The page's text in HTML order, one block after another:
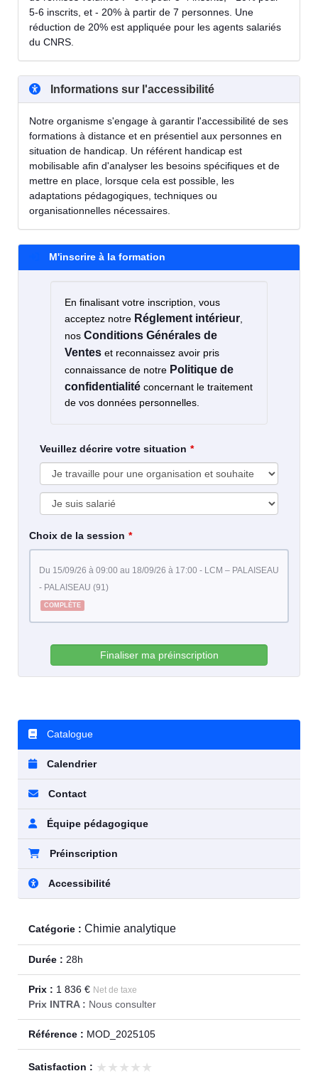
5-6 inscrits, et - 20% à partir de 7 personnes. Une
réduction de 20% est appliquée pour les agents salariés
du CNRS.
Informations sur l'accessibilité
Notre organisme s'engage à garantir l'accessibilité de ses
formations à distance et en présentiel aux personnes en
situation de handicap. Un référent handicap est
mobilisable afin d'analyser les besoins spécifiques et de
mettre en place, lorsque cela est possible, les
adaptations pédagogiques, techniques ou
organisationnelles nécessaires.
M'inscrire à la formation
En finalisant votre inscription, vous
acceptez notre Réglement intérieur,
nos Conditions Générales de
Ventes et reconnaissez avoir pris
connaissance de notre Politique de
confidentialité concernant le traitement
de vos données personnelles.
Veuillez décrire votre situation
Choix de la session
du 15/09/26 à 09:00 au 18/09/26 à 17:00 - LCM – PALAISEAU
- PALAISEAU (91)
COMPLÈTE
Finaliser ma préinscription
Catalogue
Calendrier
Contact
Équipe pédagogique
Préinscription
Accessibilité
Catégorie : Chimie analytique
Durée : 28h
Prix : 1 836 € Net de taxe
Prix INTRA : Nous consulter
Référence : MOD_2025105
Satisfaction : ★★★★★
★★★★★